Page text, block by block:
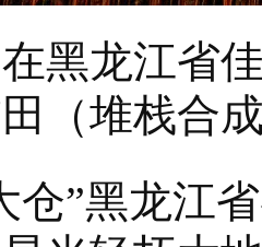
黑龙江省
（堆栈合
仓”黑龙江